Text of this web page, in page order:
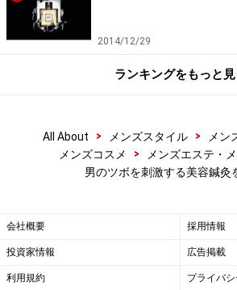
2014/12/29
ランキングをもっと
All About > メンズスタイル > メン
メンズコスメ
> メンズエステ・
男のツボを刺激する美容鍼灸
会社概要 採用情報
投資家情報 広告掲載
利用規約 プライバ